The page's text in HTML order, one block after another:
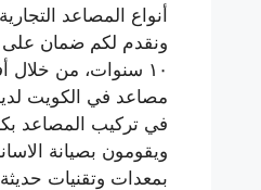
أنواع المصاعد
ونقدم لكم ضمان على
١٠ سنوات، من خلال
مصاعد في الكويت
في تركيب المصاعد
ويقومون بصيانة
بمعدات وتقنيات